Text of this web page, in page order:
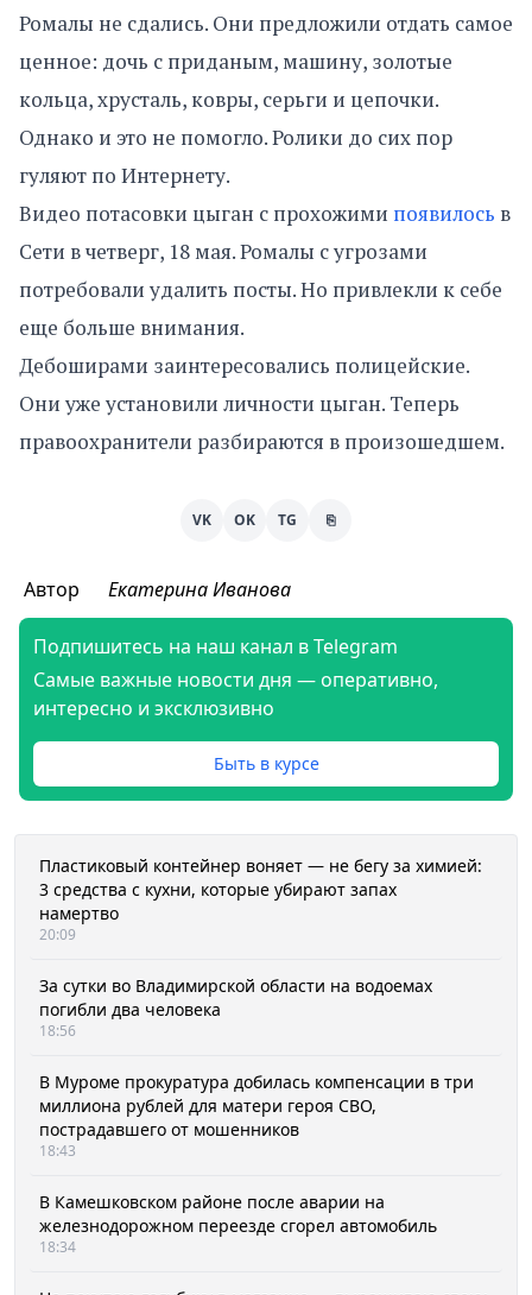
Ромалы не сдались. Они предложили отдать самое
ценное: дочь с приданым, машину, золотые
кольца, хрусталь, ковры, серьги и цепочки.
Однако и это не помогло. Ролики до сих пор
гуляют по Интернету.
Видео потасовки цыган с прохожими появилось в
Сети в четверг, 18 мая. Ромалы с угрозами
потребовали удалить посты. Но привлекли к себе
еще больше внимания.
Дебоширами заинтересовались полицейские.
Они уже установили личности цыган. Теперь
правоохранители разбираются в произошедшем.
VK OK TG ⎘
Автор Екатерина Иванова
Подпишитесь на наш канал в Telegram
Самые важные новости дня — оперативно,
интересно и эксклюзивно
Быть в курсе
Пластиковый контейнер воняет — не бегу за химией:
3 средства с кухни, которые убирают запах
намертво
20:09
За сутки во Владимирской области на водоемах
погибли два человека
18:56
В Муроме прокуратура добилась компенсации в три
миллиона рублей для матери героя СВО,
пострадавшего от мошенников
18:43
В Камешковском районе после аварии на
железнодорожном переезде сгорел автомобиль
18:34